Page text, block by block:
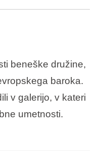
beneške družine,
baroka.
v galerijo, v kateri
umetnosti.